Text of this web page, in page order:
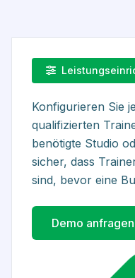
Konfigurieren Sie
qualifizierten
benötigte Studio
sicher, dass
sind, bevor eine
Demo anfragen